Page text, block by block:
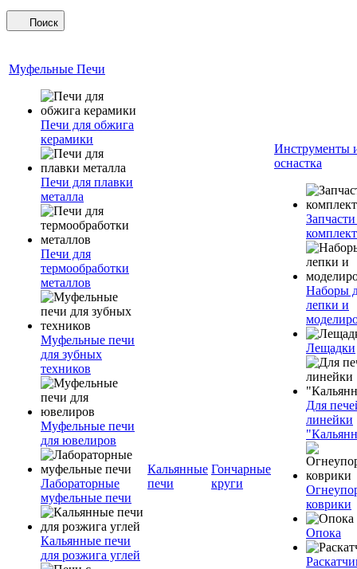
Поиск
Муфельные Печи
Печи для обжига
керамики
Печи для плавки
металла
Печи для
термообработки
металлов
Муфельные печи
для зубных
техников
Муфельные печи
для ювелиров
Лабораторные
муфельные печи
Кальянные печи
для розжига углей
Кальянные
печи
Гончарные
круги
Инструменты
оснастка
Наборы
лепки и
Лещадки
Для
линейки
коврики
Опока